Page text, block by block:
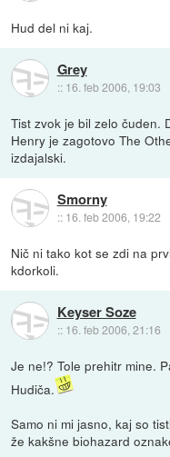
Hud del ni kaj.
Grey
:: 16. feb 2006, 19:03
Tist zvok je bil zelo čuden.
Henry je zagotovo The
izdajalski.
Smorny
:: 16. feb 2006, 19:22
Nič ni tako kot se zdi na
kdorkoli.
Keyser Soze
:: 16. feb 2006, 21:16
Je ne!? Tole prehitr mine.
Hudiča.
Samo ni mi jasno, kaj so
že kakšne biohazard